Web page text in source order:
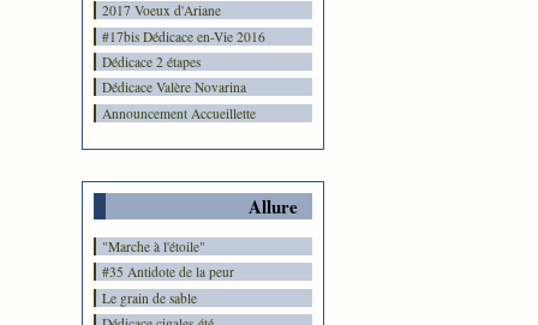
2017 Voeux d'Ariane
#17bis Dédicace en-Vie 2016
Dédicace 2 étapes
Dédicace Valère Novarina
Announcement Accueillette
Allure
"Marche à l'étoile"
#35 Antidote de la peur
Le grain de sable